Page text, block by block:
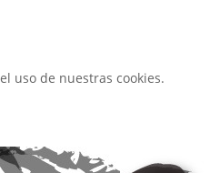
uso de nuestras cookies.